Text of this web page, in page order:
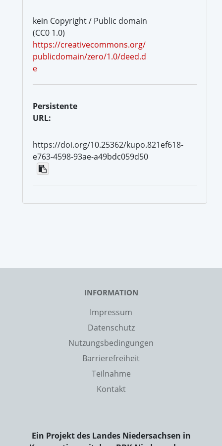
kein Copyright / Public domain
(CC0 1.0)
https://creativecommons.org/
publicdomain/zero/1.0/deed.d
e
Persistente
URL:
https://doi.org/10.25362/kupo.821ef618-
e763-4598-93ae-a49bdc059d50
INFORMATION
Impressum
Datenschutz
Nutzungsbedingungen
Barrierefreiheit
Teilnahme
Kontakt
Ein Projekt des Landes Niedersachsen in